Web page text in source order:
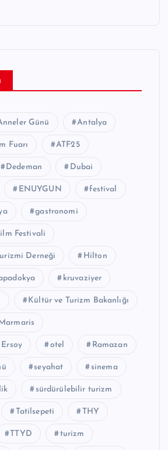
Günü Antalya
Fuarı ATF25
Dedeman Dubai
ENUYGUN festival
gastronomi
Festivali
Derneği Hilton
kruvaziyer
Kültür ve Turizm Bakanlığı
Marmaris
otel Ramazan
seyahat sinema
sürdürülebilir turizm
Tatilsepeti THY
TTYD turizm